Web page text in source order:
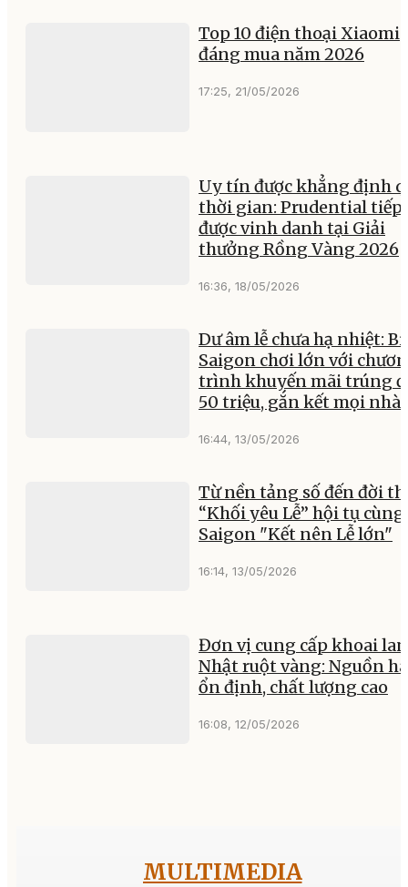
Top 10 điện thoại Xiaomi
đáng mua năm 2026
17:25, 21/05/2026
Uy tín được khẳng định
thời gian: Prudential tiếp
được vinh danh tại Giải
thưởng Rồng Vàng 2026
16:36, 18/05/2026
Dư âm lễ chưa hạ nhiệt:
Saigon chơi lớn với
trình khuyến mãi trúng
50 triệu, gắn kết mọi nhà
16:44, 13/05/2026
Từ nền tảng số đến đời
“Khối yêu Lễ” hội tụ cùng
Saigon "Kết nên Lễ lớn"
16:14, 13/05/2026
Đơn vị cung cấp khoai
Nhật ruột vàng: Nguồn
ổn định, chất lượng cao
16:08, 12/05/2026
MULTIMEDIA